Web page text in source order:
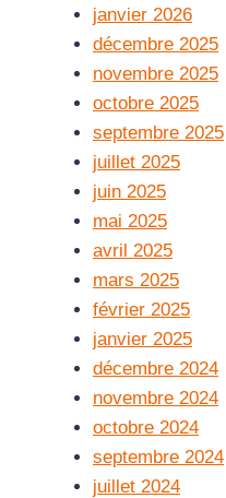
janvier 2026
décembre 2025
novembre 2025
octobre 2025
septembre 2025
juillet 2025
juin 2025
mai 2025
avril 2025
mars 2025
février 2025
janvier 2025
décembre 2024
novembre 2024
octobre 2024
septembre 2024
juillet 2024